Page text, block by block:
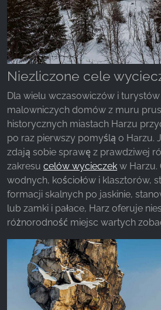
Niezliczone cele
Dla wielu wczasowiczów i
malowniczych domów z muru
historycznych miastach Harzu
po raz pierwszy pomyślą o Harzu.
zdają sobie sprawę z prawdziwej
zakresu celów wycieczek w Harzu.
wodnych, kościołów i klasztorów,
formacji skalnych po jaskinie,
lub zamki i pałace, Harz oferuje
różnorodność miejsc wartych